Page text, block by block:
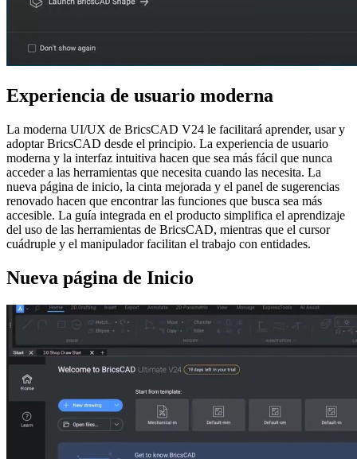
Experiencia de usuario moderna
La moderna UI/UX de BricsCAD V24 le facilitará aprender, usar y
adoptar BricsCAD desde el principio. La experiencia de usuario
moderna y la interfaz intuitiva hacen que sea más fácil que nunca
acceder a las herramientas que necesita cuando las necesita. La
nueva página de inicio, la cinta mejorada y el panel de sugerencias
renovado hacen que encontrar las funciones que busca sea más
accesible. La guía integrada en el producto simplifica el aprendizaje
del uso de las herramientas de BricsCAD, mientras que el cursor
cuádruple y el manipulador facilitan el trabajo con entidades.
Nueva página de Inicio